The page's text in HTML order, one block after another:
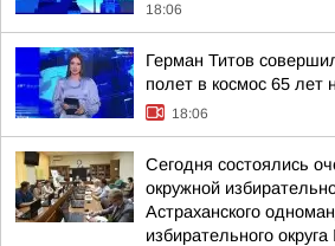
18:06
Герман Титов
полет в космос 65 лет
18:06
Сегодня состоялись
окружной
Астраханского
избирательного